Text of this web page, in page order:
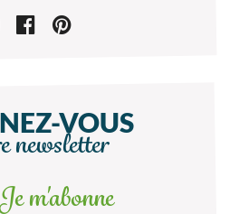
VOUS
newsletter
Je m'abonne